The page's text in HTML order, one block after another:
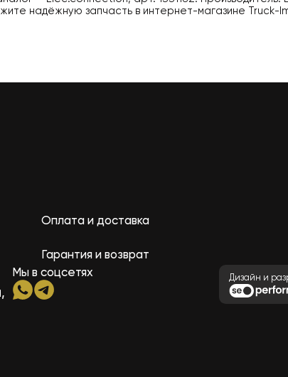
надёжную запчасть в интернет-магазине
Оплата и доставка
Гарантия и возврат
Мы в соцсетях Дизайн и